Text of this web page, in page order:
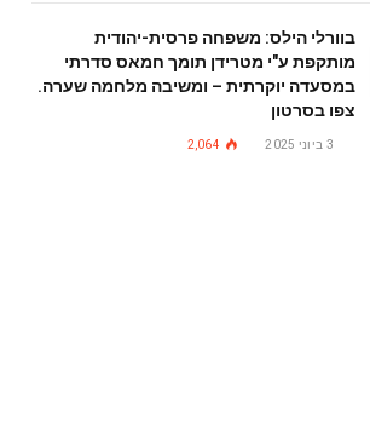
בוורלי הילס: משפחה פרסית-יהודית
מותקפת ע"י מטרידן תומך חמאס סדרתי
במסעדה יוקרתית – ומשיבה מלחמה שערה.
צפו בסרטון
3 ביוני 2025 2,064